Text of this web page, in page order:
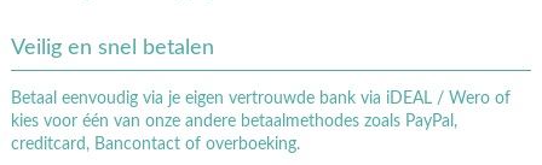
Veilig en snel betalen
Betaal eenvoudig via je eigen vertrouwde bank via iDEAL / Wero of
kies voor één van onze andere betaalmethodes zoals PayPal,
creditcard, Bancontact of overboeking.